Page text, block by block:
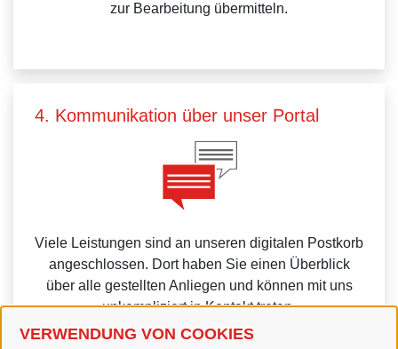
VERWENDUNG VON COOKIES
zur Bearbeitung übermitteln.
4. Kommunikation über unser Portal
Viele Leistungen sind an unseren digitalen Postkorb
angeschlossen. Dort haben Sie einen Überblick
über alle gestellten Anliegen und können mit uns
unkompliziert in Kontakt treten.